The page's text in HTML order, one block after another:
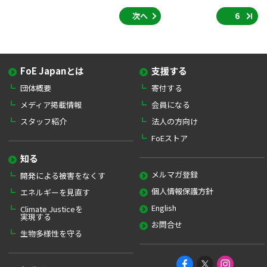
次へ 6
FoE Japanとは
団体概要
メディア掲載情報
スタッフ紹介
知る
開発による被害をなくす
エネルギーを見直す
Climate Justiceを
実現する
生物多様性を守る
支援する
寄付する
会員になる
法人の方向け
FoEストア
メルマガ登録
個人情報保護方針
English
お問合せ